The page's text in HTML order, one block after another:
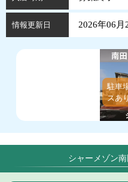
情報更新日 2026年06月
駐車
スあ
シャーメゾン